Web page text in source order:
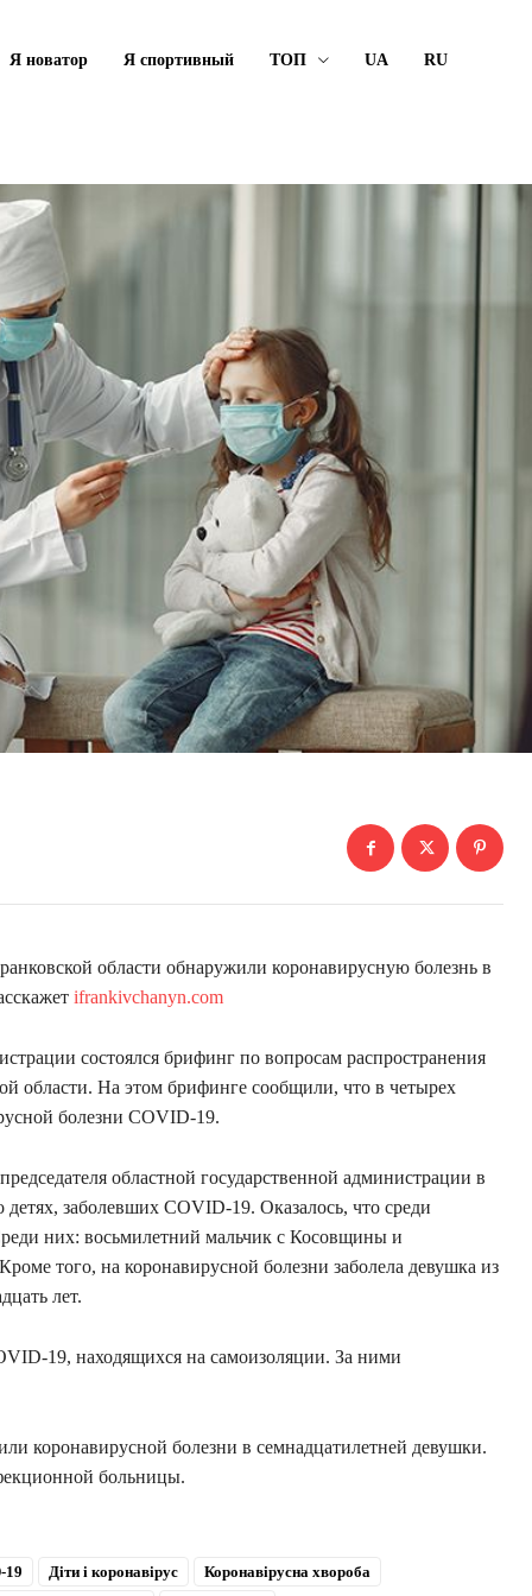
Я новатор Я спортивный ТОП UA RU
области обнаружили коронавирусную болезнь в
ifrankivchanyn.com
состоялся брифинг по вопросам распространения
области. На этом брифинге сообщили, что в четырех
болезни COVID-19.
областной государственной администрации в
заболевших COVID-19. Оказалось, что среди
них: восьмилетний мальчик с Косовщины и
того, на коронавирусной болезни заболела девушка из
лет.
19, находящихся на самоизоляции. За ними
коронавирусной болезни в семнадцатилетней девушки.
больницы.
19 Діти і коронавірус
Коронавірусна хвороба